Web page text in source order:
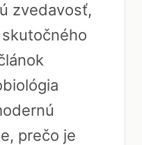
zvedavosť,
prečo je